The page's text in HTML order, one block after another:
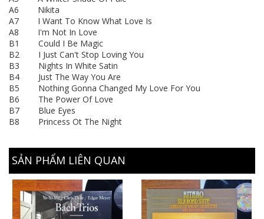
A6 Nikita
A7 I Want To Know What Love Is
A8 I'm Not In Love
B1 Could I Be Magic
B2 I Just Can't Stop Loving You
B3 Nights In White Satin
B4 Just The Way You Are
B5 Nothing Gonna Changed My Love For You
B6 The Power Of Love
B7 Blue Eyes
B8 Princess Ot The Night
SẢN PHẨM LIÊN QUAN